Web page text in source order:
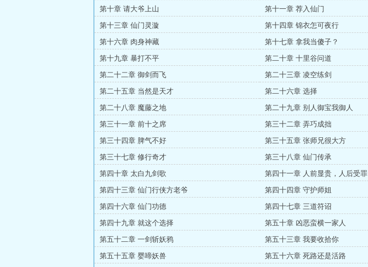
第十章 请大爷上山 第十一章 荐入仙门
第十三章 仙门灵漩 第十四章 锦衣怎可夜行
第十六章 肉身神藏 第十七章 拿我当傻子？
第十九章 暴打不平 第二十章 十里谷问道
第二十二章 御剑而飞 第二十三章 凌空练剑
第二十五章 当然是天才 第二十六章 选择
第二十八章 魔藤之地 第二十九章 别人御宝我御人
第三十一章 前十之席 第三十二章 弄巧成拙
第三十四章 脾气不好 第三十五章 张师兄很大方
第三十七章 修行奇才 第三十八章 仙门传承
第四十章 太白九剑歌 第四十一章 人前显贵，人后受罪
第四十三章 仙门行侠方老爷 第四十四章 守护师姐
第四十六章 仙门功德 第四十七章 三道符诏
第四十九章 就这个选择 第五十章 凶恶蛮横一家人
第五十二章 一剑斩妖鸦 第五十三章 我要收拾你
第五十五章 婴啼妖兽 第五十六章 死路还是活路